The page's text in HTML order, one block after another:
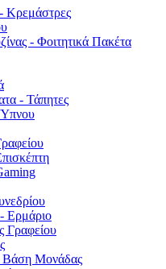
Κρεμάστρες
- Φοιτητικά Πακέτα
- Τάπητες
Ερμάριο
Γραφείου
Βάση Μονάδας